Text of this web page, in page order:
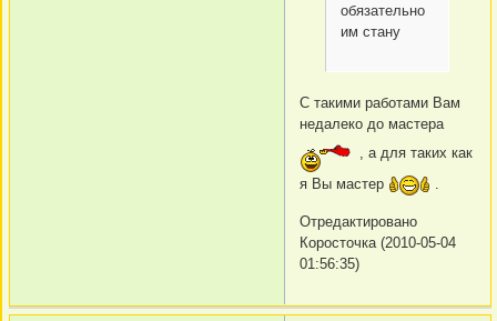
обязательно
им стану
С такими работами Вам
недалеко до мастера
, а для таких как
я Вы мастер
.
Отредактировано
Коросточка (2010-05-04
01:56:35)